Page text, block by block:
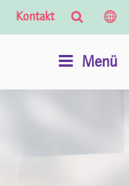
Kontakt Suche
Menü